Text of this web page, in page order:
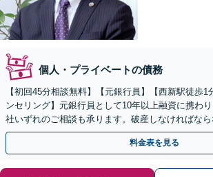
個人・プライベートの債務
【初回45分相談無料】【元銀行員】【西新駅徒歩1
ンセリング】元銀行員として10年以上融資に携わ
社いずれのご相談も承ります。破産しなければな
きるのか。そこから真剣に検討させていただきま
料金表を見る